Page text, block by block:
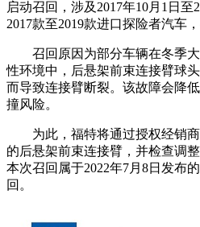
启动召回，涉及2017年10月1日至
2017款至2019款进口探险者汽车，
召回原因为部分车辆在冬季大
性环境中，后悬架前束连接臂球
而导致连接臂断裂。该故障会降
撞风险。
为此，福特将通过授权经销商
的后悬架前束连接臂，并检查调
本次召回属于2022年7月8日发布
回。